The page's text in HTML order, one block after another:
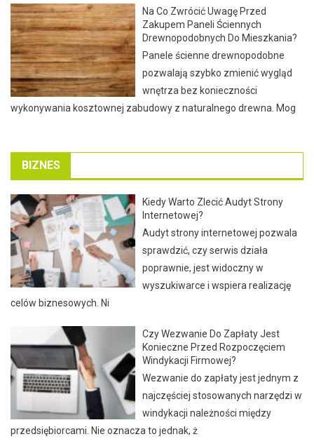
Na Co Zwrócić Uwagę Przed
Zakupem Paneli Ściennych
Drewnopodobnych Do Mieszkania?
Panele ścienne drewnopodobne
pozwalają szybko zmienić wygląd
wnętrza bez konieczności
wykonywania kosztownej zabudowy z naturalnego drewna. Mog
BIZNES
Kiedy Warto Zlecić Audyt Strony
Internetowej?
Audyt strony internetowej pozwala
sprawdzić, czy serwis działa
poprawnie, jest widoczny w
wyszukiwarce i wspiera realizację
celów biznesowych. Ni
Czy Wezwanie Do Zapłaty Jest
Konieczne Przed Rozpoczęciem
Windykacji Firmowej?
Wezwanie do zapłaty jest jednym z
najczęściej stosowanych narzędzi w
windykacji należności między
przedsiębiorcami. Nie oznacza to jednak, ż